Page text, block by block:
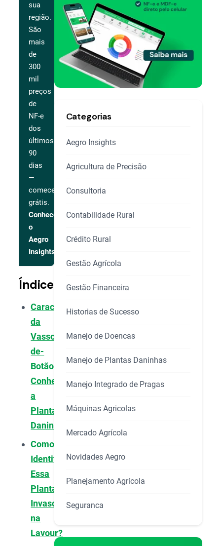
sua
região.
São
mais
de
300
mil
preços
de
NF-e
dos
últimos
90
dias
—
comece
grátis.
Conhecer
o
Aegro
Insights
Índice
Características
da
Vassourinha-
de-
Botão:
Conheça
a
Planta
Daninha
Como
Identificar
Essa
Planta
Invasora
na
Lavour?
Categorias
Aegro Insights
Agricultura de Precisão
Consultoria
Contabilidade Rural
Crédito Rural
Gestão Agrícola
Gestão Financeira
Historias de Sucesso
Manejo de Doencas
Manejo de Plantas Daninhas
Manejo Integrado de Pragas
Máquinas Agricolas
Mercado Agrícola
Novidades Aegro
Planejamento Agrícola
Seguranca